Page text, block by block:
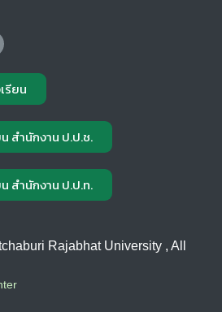
รียน
สำนักงาน ป.ป.ช.
สำนักงาน ป.ป.ท.
Rajabhat University , All